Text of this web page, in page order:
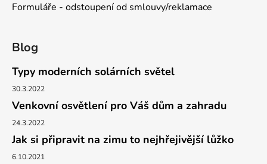
Formuláře - odstoupení od smlouvy/reklamace
Blog
Typy moderních solárních světel
30.3.2022
Venkovní osvětlení pro Váš dům a zahradu
24.3.2022
Jak si připravit na zimu to nejhřejivější lůžko
6.10.2021